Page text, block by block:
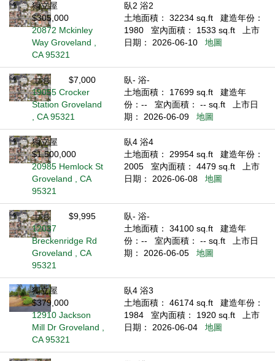
獨立屋
$305,000
20872 Mckinley
Way Groveland ,
CA 95321
臥2 浴2
土地面積： 32234 sq.ft
建造年份：
1980
室內面積： 1533 sq.ft
上市
日期： 2026-06-10
地圖
土地
$7,000
19055 Crocker
Station Groveland
, CA 95321
臥- 浴-
土地面積： 17699 sq.ft
建造年
份：--
室內面積： -- sq.ft
上市日
期： 2026-06-09
地圖
獨立屋
$1,500,000
20985 Hemlock St
Groveland , CA
95321
臥4 浴4
土地面積： 29954 sq.ft
建造年份：
2005
室內面積： 4479 sq.ft
上市
日期： 2026-06-08
地圖
土地
$9,995
12037
Breckenridge Rd
Groveland , CA
95321
臥- 浴-
土地面積： 34100 sq.ft
建造年
份：--
室內面積： -- sq.ft
上市日
期： 2026-06-05
地圖
獨立屋
$379,000
12910 Jackson
Mill Dr Groveland ,
CA 95321
臥4 浴3
土地面積： 46174 sq.ft
建造年份：
1984
室內面積： 1920 sq.ft
上市
日期： 2026-06-04
地圖